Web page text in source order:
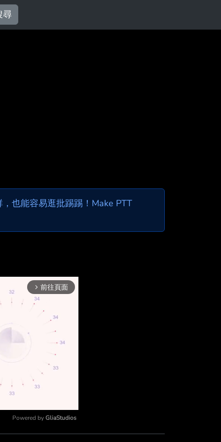
尋
也能容易逛批踢踢！Make PTT
arrow_forward_ios 前往頁面
Powered by GliaStudios